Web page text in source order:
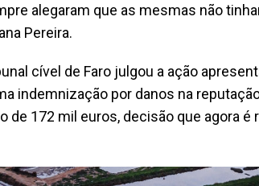
alegaram que as mesmas não
Pereira.
cível de Faro julgou a ação
indemnização por danos na
de 172 mil euros, decisão que agora é